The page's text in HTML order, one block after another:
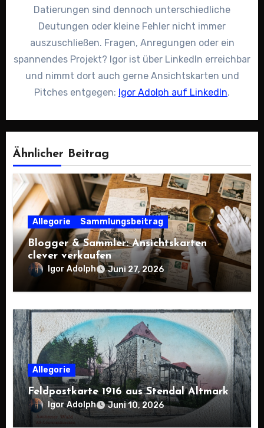
Datierungen sind dennoch unterschiedliche
Deutungen oder kleine Fehler nicht immer
auszuschließen. Fragen, Anregungen oder ein
spannendes Projekt? Igor ist über LinkedIn erreichbar
und nimmt dort auch gerne Ansichtskarten und
Pitches entgegen: Igor Adolph auf LinkedIn.
Ähnlicher Beitrag
Allegorie Sammlungsbeitrag
Blogger & Sammler: Ansichtskarten
clever verkaufen
Igor Adolph Juni 27, 2026
Allegorie
Feldpostkarte 1916 aus Stendal Altmark
Igor Adolph Juni 10, 2026